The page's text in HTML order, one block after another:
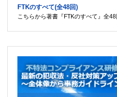
FTKのすべて(全48回)
こちらから著書『FTKのすべて』全48